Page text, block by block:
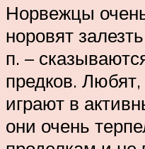
Норвежцы
норовят
п. –
предков.
играют в
они очень